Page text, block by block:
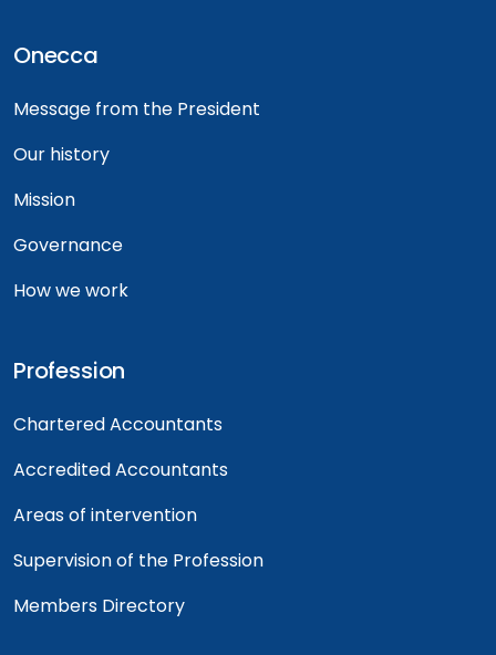
Onecca
Message from the President
Our history
Mission
Governance
How we work
Profession
Chartered Accountants
Accredited Accountants
Areas of intervention
Supervision of the Profession
Members Directory